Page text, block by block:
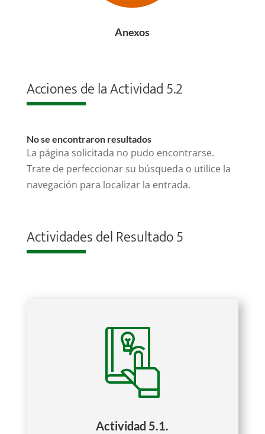
Anexos
Acciones de la Actividad 5.2
No se encontraron resultados
La página solicitada no pudo encontrarse.
Trate de perfeccionar su búsqueda o utilice la
navegación para localizar la entrada.
Actividades del Resultado 5
Actividad 5.1.